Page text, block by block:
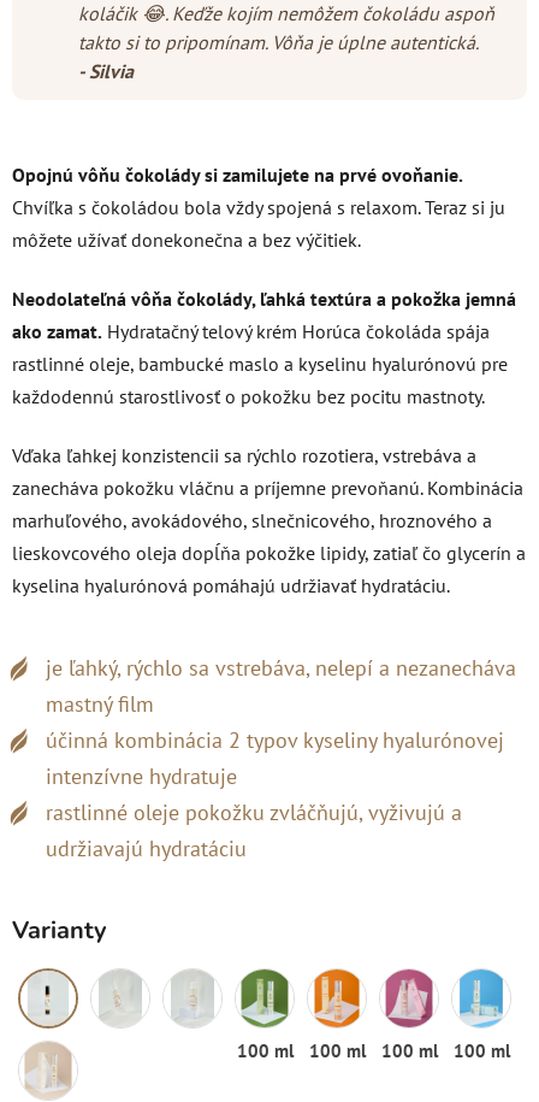
koláčik 😂. Keďže kojím nemôžem čokoládu aspoň
takto si to pripomínam. Vôňa je úplne autentická.
- Silvia
Opojnú vôňu čokolády si zamilujete na prvé ovoňanie.
Chvíľka s čokoládou bola vždy spojená s relaxom. Teraz si ju
môžete užívať donekonečna a bez výčitiek.
Neodolateľná vôňa čokolády, ľahká textúra a pokožka jemná
ako zamat. Hydratačný telový krém Horúca čokoláda spája
rastlinné oleje, bambucké maslo a kyselinu hyalurónovú pre
každodennú starostlivosť o pokožku bez pocitu mastnoty.
Vďaka ľahkej konzistencii sa rýchlo rozotiera, vstrebáva a
zanecháva pokožku vláčnu a príjemne prevoňanú. Kombinácia
marhuľového, avokádového, slnečnicového, hroznového a
lieskovcového oleja dopĺňa pokožke lipidy, zatiaľ čo glycerín a
kyselina hyalurónová pomáhajú udržiavať hydratáciu.
je ľahký, rýchlo sa vstrebáva, nelepí a nezanecháva
mastný film
účinná kombinácia 2 typov kyseliny hyalurónovej
intenzívne hydratuje
rastlinné oleje pokožku zvláčňujú, vyživujú a
udržiavajú hydratáciu
Varianty
100 ml 100 ml 100 ml 100 ml